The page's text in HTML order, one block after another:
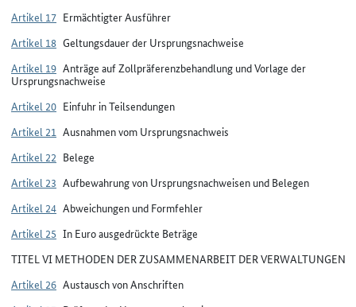
Artikel 17 Ermächtigter Ausführer
Artikel 18 Geltungsdauer der Ursprungsnachweise
Artikel 19 Anträge auf Zollpräferenzbehandlung und Vorlage der
Ursprungsnachweise
Artikel 20 Einfuhr in Teilsendungen
Artikel 21 Ausnahmen vom Ursprungsnachweis
Artikel 22 Belege
Artikel 23 Aufbewahrung von Ursprungsnachweisen und Belegen
Artikel 24 Abweichungen und Formfehler
Artikel 25 In Euro ausgedrückte Beträge
TITEL VI METHODEN DER ZUSAMMENARBEIT DER VERWALTUNGEN
Artikel 26 Austausch von Anschriften